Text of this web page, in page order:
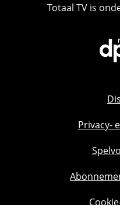
Totaal TV is
Privacy-